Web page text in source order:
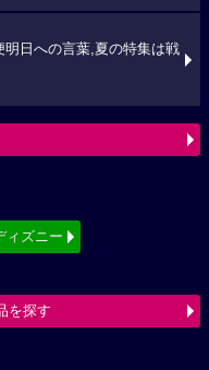
明日への言葉,夏の特集は戦
ィズニー
を探す